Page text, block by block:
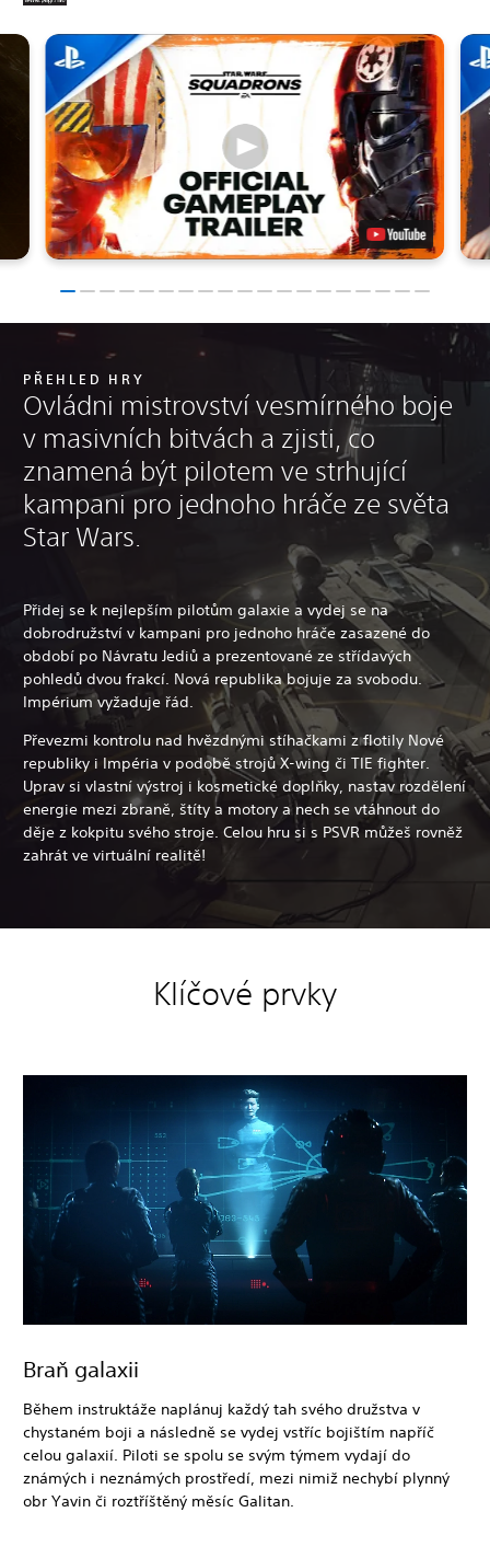
PŘEHLED HRY
Ovládni mistrovství vesmírného boje
v masivních bitvách a zjisti, co
znamená být pilotem ve strhující
kampani pro jednoho hráče ze světa
Star Wars.
Přidej se k nejlepším pilotům galaxie a vydej se na
dobrodružství v kampani pro jednoho hráče zasazené do
období po Návratu Jediů a prezentované ze střídavých
pohledů dvou frakcí. Nová republika bojuje za svobodu.
Impérium vyžaduje řád.
Převezmi kontrolu nad hvězdnými stíhačkami z flotily Nové
republiky i Impéria v podobě strojů X-wing či TIE fighter.
Uprav si vlastní výstroj i kosmetické doplňky, nastav rozdělení
energie mezi zbraně, štíty a motory a nech se vtáhnout do
děje z kokpitu svého stroje. Celou hru si s PSVR můžeš rovněž
zahrát ve virtuální realitě!
Klíčové prvky
Braň galaxii
Během instruktáže naplánuj každý tah svého družstva v
chystaném boji a následně se vydej vstříc bojištím napříč
celou galaxií. Piloti se spolu se svým týmem vydají do
známých i neznámých prostředí, mezi nimiž nechybí plynný
obr Yavin či roztříštěný měsíc Galitan.